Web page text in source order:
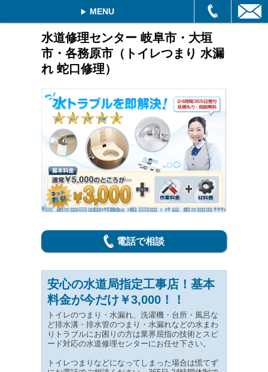
MENU
水道修理センター 岐阜市・大垣
市・各務原市（トイレつまり 水漏
れ 蛇口修理）
電話で相談
安心の水道局指定工事店！基本
料金が今だけ￥3,000！！
トイレのつまり・水漏れ、洗濯機・台所・風呂な
ど排水溝・排水管のつまり・水漏れなどの水まわ
りトラブルにお困りの方は業界屈指の技術とスピ
ード対応の水道修理センターにお任せ下さい。
トイレつまりなどになってしまった場合は慌てず